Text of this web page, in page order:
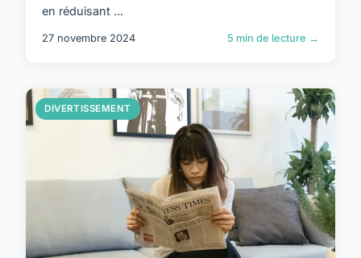
en réduisant ...
27 novembre 2024 5 min de lecture →
DIVERTISSEMENT